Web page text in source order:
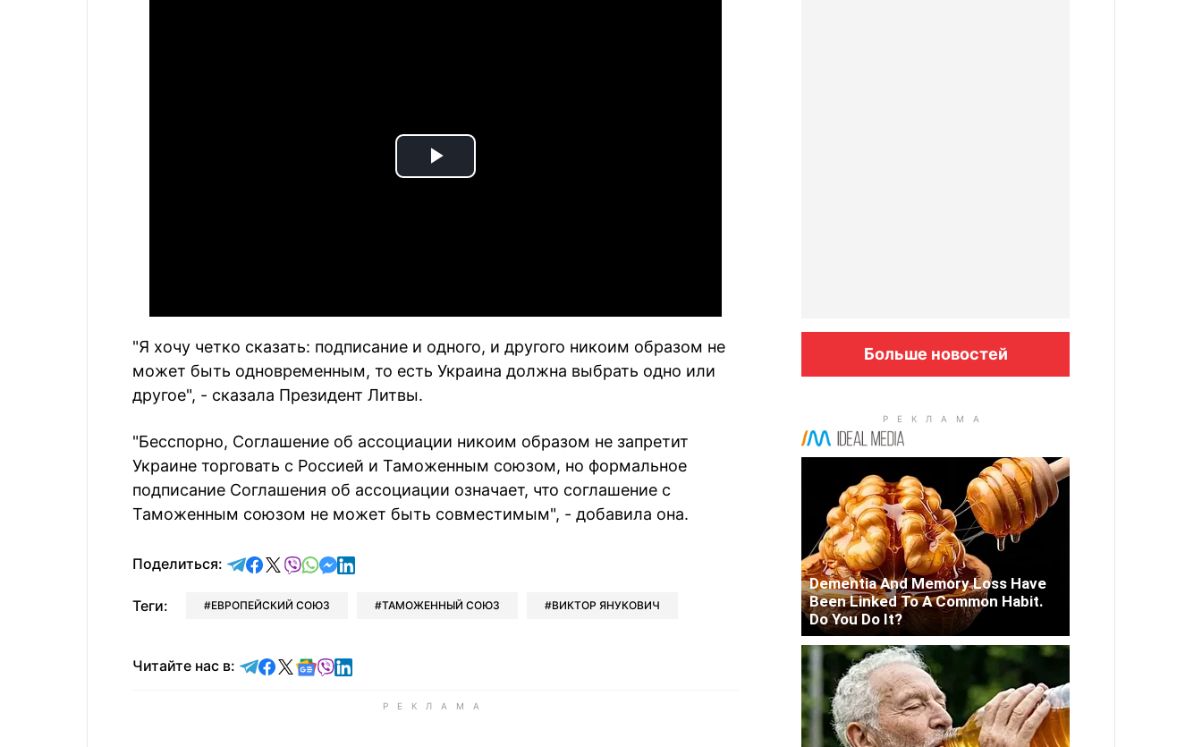
Play
"Я хочу четко сказать: подписание и одного, и другого никоим образом не
может быть одновременным, то есть Украина должна выбрать одно или
другое", - сказала Президент Литвы.
"Бесспорно, Соглашение об ассоциации никоим образом не запретит
Украине торговать с Россией и Таможенным союзом, но формальное
подписание Соглашения об ассоциации означает, что соглашение с
Таможенным союзом не может быть совместимым", - добавила она.
Поделиться: отправить в Telegram
поделиться в Facebook
поделиться в X
отправить в Viber
отправить в Whatsapp
отправить в Messenger
отправить в LinkedIn
Теги: ЕВРОПЕЙСКИЙ СОЮЗ ТАМОЖЕННЫЙ СОЮЗ ВИКТОР ЯНУКОВИЧ
Читайте нас в: Читайте в Telegram
Читайте в Facebook
Читайте в X
Читайте в Google news
Читайте в Viber
Читайте в LinkedIn
Больше новостей